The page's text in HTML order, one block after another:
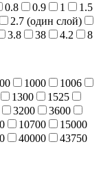
0.8 0.9 1
1.5
2.7 (один слой)
3.8 38 4.2
8
1000
1006
1300
1525
3200
3600
10700
15000
40000
43750